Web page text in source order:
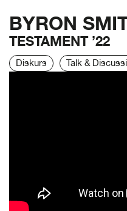
BYRON
TESTAMENT ’22
Diskurs Talk &